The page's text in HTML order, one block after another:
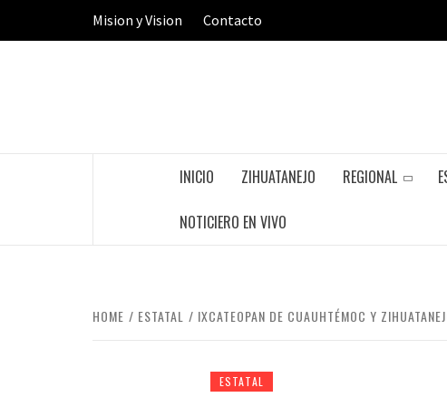
Mision y Vision Contacto
INICIO ZIHUATANEJO REGIONAL
NOTICIERO EN VIVO
HOME ESTATAL IXCATEOPAN DE CUAUHTÉMOC Y
ESTATAL